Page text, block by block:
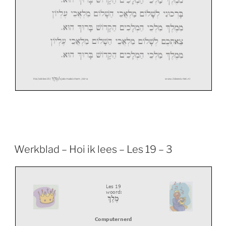
Hoi/wbles19 מֶלֶךְ / sjalomaleichem /xtra www.ikleesivriet.nl
Werkblad – Hoi ik lees – Les 19 – 3
L es 1 9
woord:
מֶלֶךְ
Computernerd